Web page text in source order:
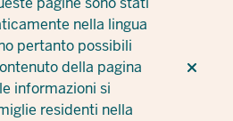
nella lingua
pertanto possibili
della pagina
informazioni si
residenti nella